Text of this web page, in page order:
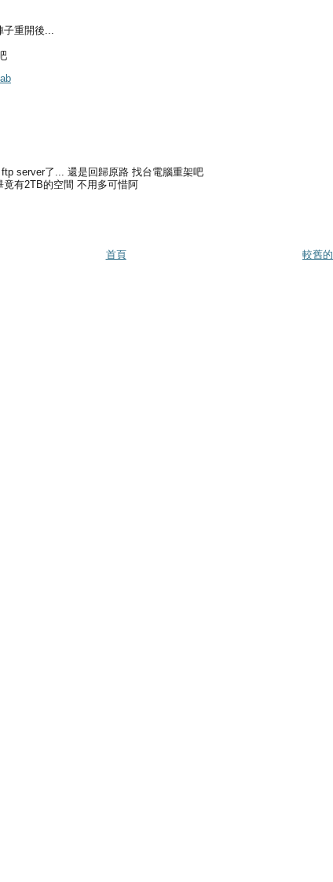
子重開後...
server了... 還是回歸原路 找台電腦重架吧
有2TB的空間 不用多可惜阿
較舊
首頁